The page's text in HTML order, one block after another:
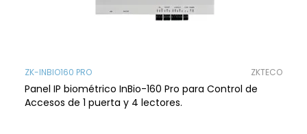
ZK-INBIO160 PRO ZKTECO
Panel IP biométrico InBio-160 Pro para Control de
Accesos de 1 puerta y 4 lectores.